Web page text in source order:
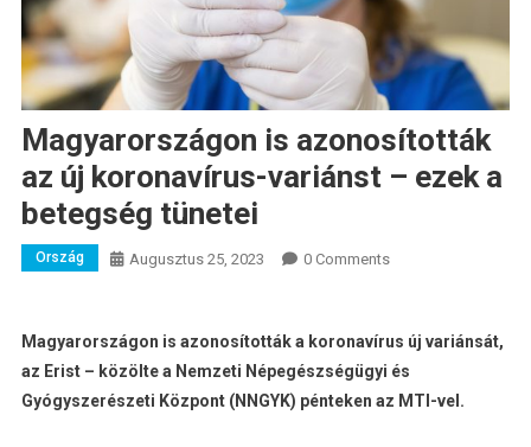
Magyarországon is azonosították
az új koronavírus-variánst – ezek a
betegség tünetei
Ország Augusztus 25, 2023 0 Comments
Magyarországon is azonosították a koronavírus új variánsát,
az Erist – közölte a Nemzeti Népegészségügyi és
Gyógyszerészeti Központ (NNGYK) pénteken az MTI-vel.